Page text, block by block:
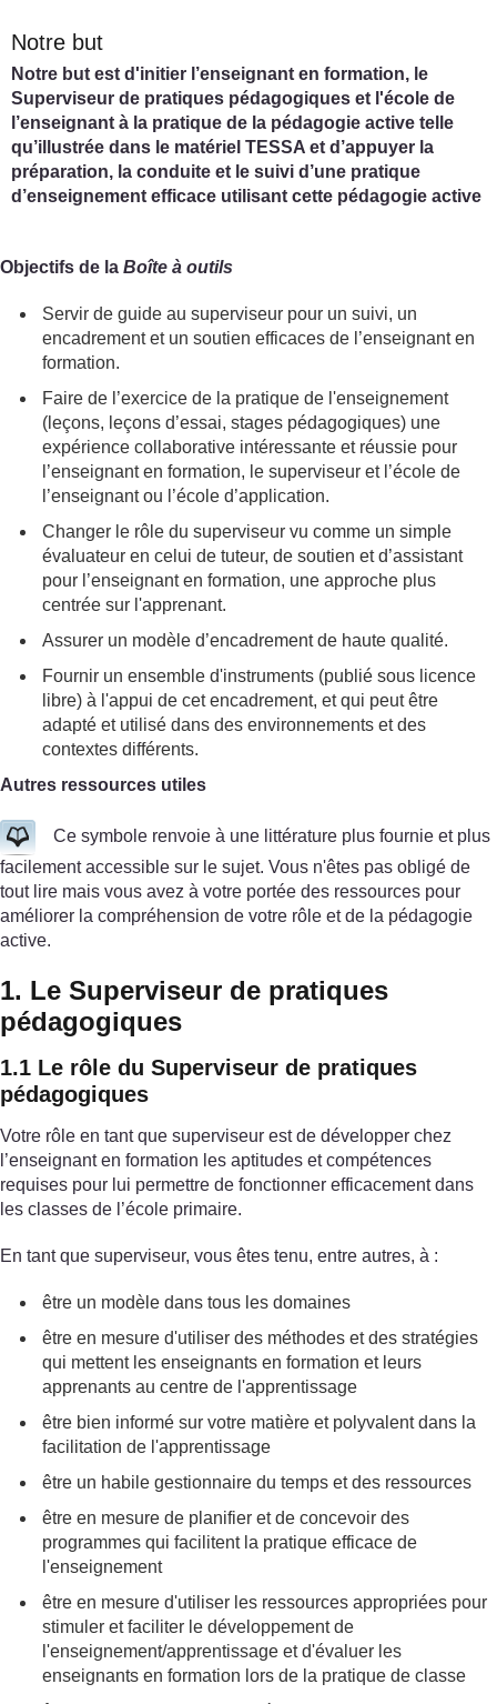
Notre but
Notre but est d'initier l’enseignant en formation, le
Superviseur de pratiques pédagogiques et l'école de
l’enseignant à la pratique de la pédagogie active telle
qu’illustrée dans le matériel TESSA et d’appuyer la
préparation, la conduite et le suivi d’une pratique
d’enseignement efficace utilisant cette pédagogie active
Objectifs de la Boîte à outils
Servir de guide au superviseur pour un suivi, un
encadrement et un soutien efficaces de l’enseignant en
formation.
Faire de l’exercice de la pratique de l'enseignement
(leçons, leçons d’essai, stages pédagogiques) une
expérience collaborative intéressante et réussie pour
l’enseignant en formation, le superviseur et l’école de
l’enseignant ou l’école d’application.
Changer le rôle du superviseur vu comme un simple
évaluateur en celui de tuteur, de soutien et d’assistant
pour l’enseignant en formation, une approche plus
centrée sur l'apprenant.
Assurer un modèle d’encadrement de haute qualité.
Fournir un ensemble d'instruments (publié sous licence
libre) à l'appui de cet encadrement, et qui peut être
adapté et utilisé dans des environnements et des
contextes différents.
Autres ressources utiles
Ce symbole renvoie à une littérature plus fournie et plus
facilement accessible sur le sujet. Vous n'êtes pas obligé de
tout lire mais vous avez à votre portée des ressources pour
améliorer la compréhension de votre rôle et de la pédagogie
active.
1. Le Superviseur de pratiques
pédagogiques
1.1 Le rôle du Superviseur de pratiques
pédagogiques
Votre rôle en tant que superviseur est de développer chez
l’enseignant en formation les aptitudes et compétences
requises pour lui permettre de fonctionner efficacement dans
les classes de l’école primaire.
En tant que superviseur, vous êtes tenu, entre autres, à :
être un modèle dans tous les domaines
être en mesure d'utiliser des méthodes et des stratégies
qui mettent les enseignants en formation et leurs
apprenants au centre de l'apprentissage
être bien informé sur votre matière et polyvalent dans la
facilitation de l'apprentissage
être un habile gestionnaire du temps et des ressources
être en mesure de planifier et de concevoir des
programmes qui facilitent la pratique efficace de
l'enseignement
être en mesure d'utiliser les ressources appropriées pour
stimuler et faciliter le développement de
l'enseignement/apprentissage et d'évaluer les
enseignants en formation lors de la pratique de classe